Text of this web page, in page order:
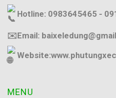
Hotline: 0983645465 -
✉️Email:
Website:
MENU